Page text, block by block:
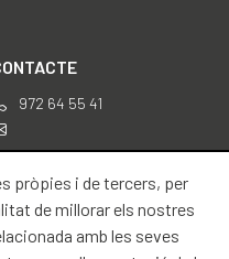
972 64 55 41
INFORMACIÓ LEGAL
Avís legal
pròpies i de tercers, per
de millorar els nostres
amb les seves